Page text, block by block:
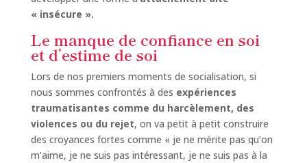
« insécure ».
Le manque de confiance en soi
et d’estime de soi
Lors de nos premiers moments de socialisation, si
nous sommes confrontés à des expériences
traumatisantes comme du harcèlement, des
violences ou du rejet, on va petit à petit construire
des croyances fortes comme « je ne mérite pas qu’on
m’aime, je ne suis pas intéressant, je ne suis pas à la